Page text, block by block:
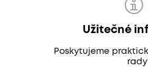
Užitečné
Poskytujeme
rady